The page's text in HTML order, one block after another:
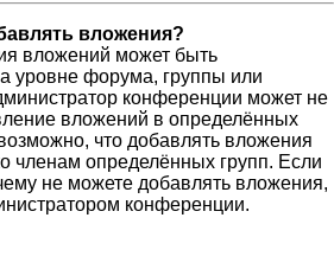
вложения?
вложений может быть
уровне форума, группы или
конференции может не
вложений в определённых
что добавлять вложения
членам определённых групп. Если
не можете добавлять вложения,
конференции.